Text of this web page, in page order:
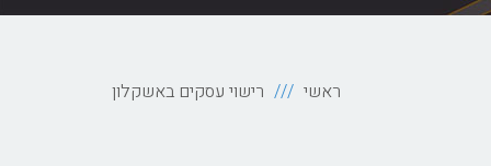
ראשי רישוי עסקים באשקלון